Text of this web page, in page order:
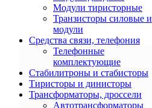
Модули тиристорные
Транзисторы силовые и
модули
Средства связи, телефония
Телефонные
комплектующие
Стабилитроны и стабисторы
Тиристоры и динисторы
Трансформаторы, дроссели
Автотрансформаторы